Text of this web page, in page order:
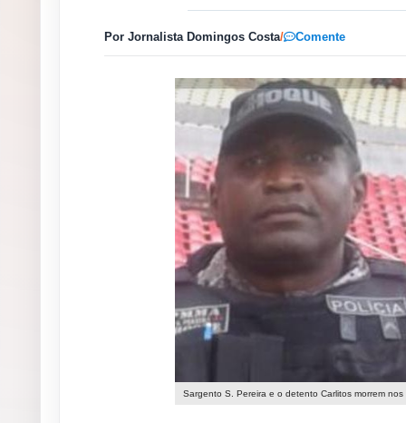
Por Jornalista Domingos Costa/ Comente
Sargento S. Pereira e o detento Carlitos morrem